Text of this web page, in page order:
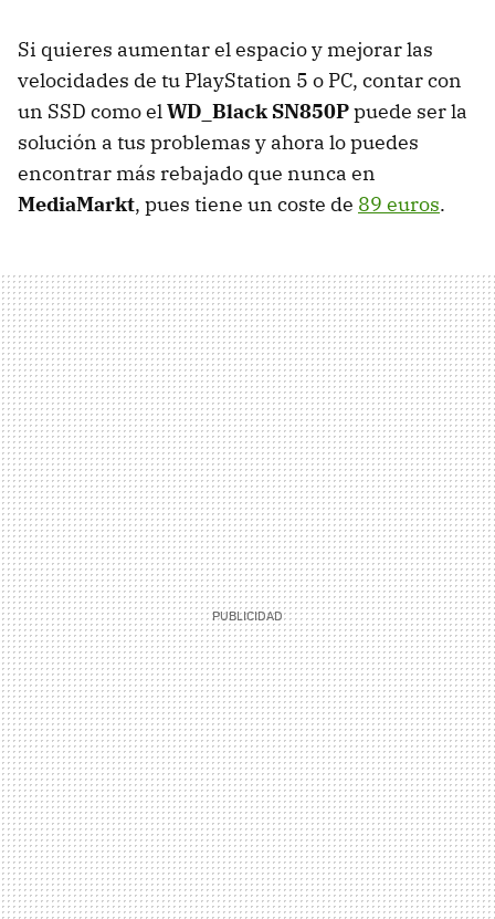
Si quieres aumentar el espacio y mejorar las
velocidades de tu PlayStation 5 o PC, contar con
un SSD como elWD_Black SN850Ppuede ser la
solución a tus problemas y ahora lo puedes
encontrar más rebajado que nunca en
MediaMarkt, pues tiene un coste de 89 euros.